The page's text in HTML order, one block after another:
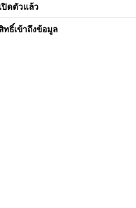
เปิดตัวแล้ว
ทธิ์เข้าถึงข้อมูล